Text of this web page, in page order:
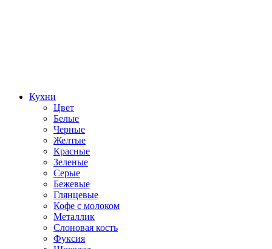
Кухни
Цвет
Белые
Черные
Желтые
Красные
Зеленые
Серые
Бежевые
Глянцевые
Кофе с молоком
Металлик
Слоновая кость
Фуксия